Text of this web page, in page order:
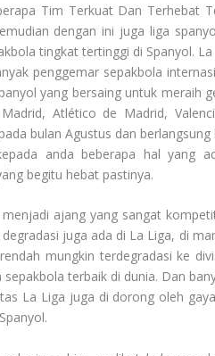
Tim Terkuat Dan Terhebat
dengan ini juga liga
tingkat tertinggi di Spanyol.
penggemar sepakbola
yang bersaing untuk meraih
Atlético de Madrid,
bulan Agustus dan
anda beberapa hal yang
begitu hebat pastinya.
ajang yang sangat
juga ada di La Liga, di
mungkin terdegradasi ke
terbaik di dunia. Dan
La Liga juga di dorong oleh